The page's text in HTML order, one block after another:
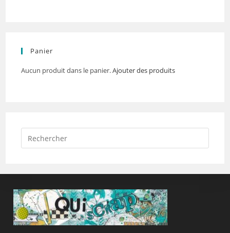
Panier
Aucun produit dans le panier.Ajouter des produits